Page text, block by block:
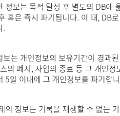
정보는 목적 달성 후 별도의 DB에
혹은 즉시 파기됩니다. 이 때, DB
.
보는 개인정보의 보유기간이 경과
의 폐지, 사업의 종료 등 그 개인
5일 이내에 그 개인정보를 파기합
의 정보는 기록을 재생할 수 없는